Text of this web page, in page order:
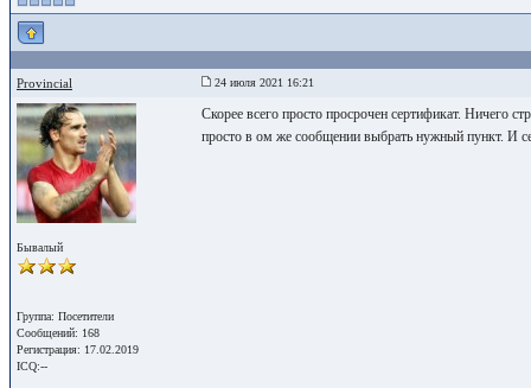
Provincial 24 июля 2021 16:21
Бывалый
Группа: Посетители
Сообщений: 168
Регистрация: 17.02.2019
ICQ:--
Скорее всего просто просрочен сертификат. Ничего
просто в ом же сообщении выбрать нужный пункт. И